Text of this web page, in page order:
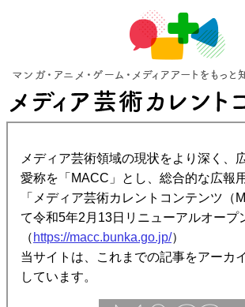
メディア芸術領域の現状をより深く、
愛称を「MACC」とし、総合的な広報
「メディア芸術カレントコンテンツ（
て令和5年2月13日リニューアルオープ
（ https://macc.bunka.go.jp/）
当サイトは、これまでの記事をアーカ
しています。